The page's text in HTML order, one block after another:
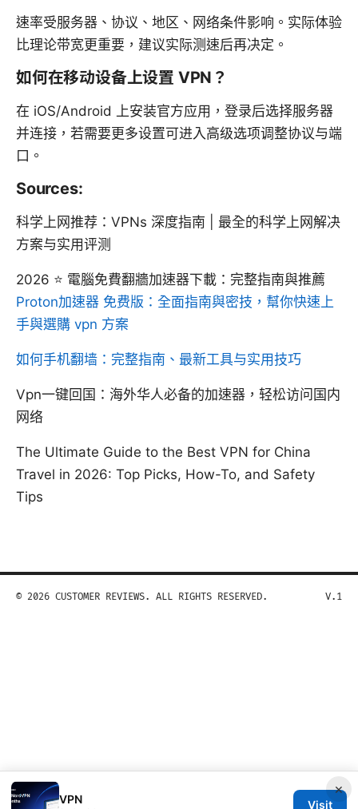
速率受服务器、协议、地区、网络条件影响。实际体验
比理论带宽更重要，建议实际测速后再决定。
如何在移动设备上设置 VPN？
在 iOS/Android 上安装官方应用，登录后选择服务器
并连接，若需要更多设置可进入高级选项调整协议与端
口。
Sources:
科学上网推荐：VPNs 深度指南 | 最全的科学上网解决
方案与实用评测
2026 ⭐ 電腦免費翻牆加速器下載：完整指南與推薦
Proton加速器 免费版：全面指南與密技，幫你快速上
手與選購 vpn 方案
如何手机翻墙：完整指南、最新工具与实用技巧
Vpn一键回国：海外华人必备的加速器，轻松访问国内
网络
The Ultimate Guide to the Best VPN for China
Travel in 2026: Top Picks, How-To, and Safety
Tips
×
VPN Visit
© 2026 CUSTOMER REVIEWS. ALL RIGHTS RESERVED. V.1